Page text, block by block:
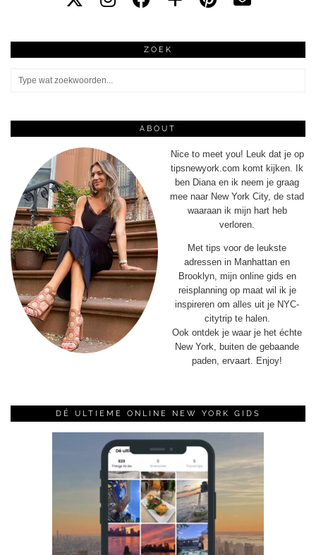
ZOEK
ABOUT
Nice to meet you! Leuk dat je op
tipsnewyork.com komt kijken. Ik
ben Diana en ik neem je graag
mee naar New York City, de stad
waaraan ik mijn hart heb
verloren.
Met tips voor de leukste
adressen in Manhattan en
Brooklyn, mijn online gids en
reisplanning op maat wil ik je
inspireren om alles uit je NYC-
citytrip te halen.
Ook ontdek je waar je het échte
New York, buiten de gebaande
paden, ervaart. Enjoy!
DÉ ULTIEME ONLINE NEW YORK GIDS